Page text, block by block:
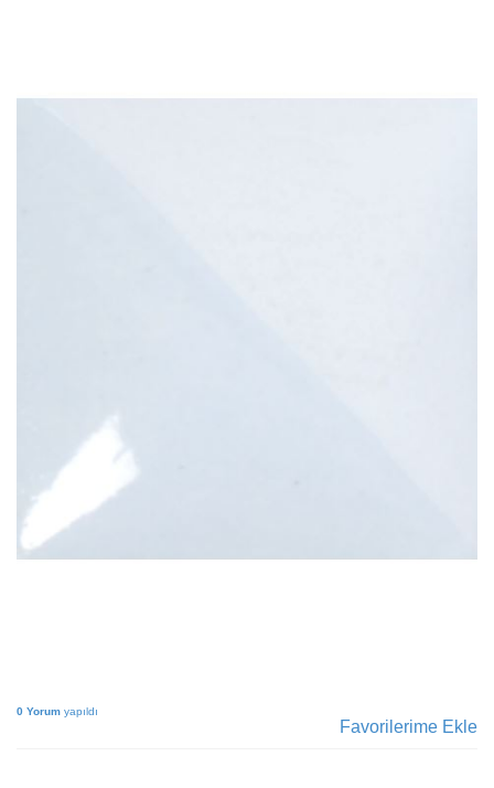
0 Yorum yapıldı
Favorilerime Ekle